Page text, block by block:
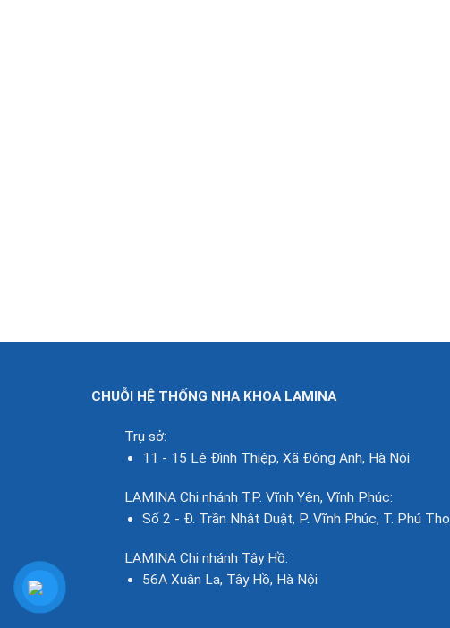
CHUỖI HỆ THỐNG NHA KHOA LAMINA
Trụ sở:
11 - 15 Lê Đình Thiệp, Xã Đông Anh, Hà Nội
LAMINA Chi nhánh TP. Vĩnh Yên, Vĩnh Phúc:
Số 2 - Đ. Trần Nhật Duật, P. Vĩnh Phúc, T. Phú Thọ
LAMINA Chi nhánh Tây Hồ:
56A Xuân La, Tây Hồ, Hà Nội